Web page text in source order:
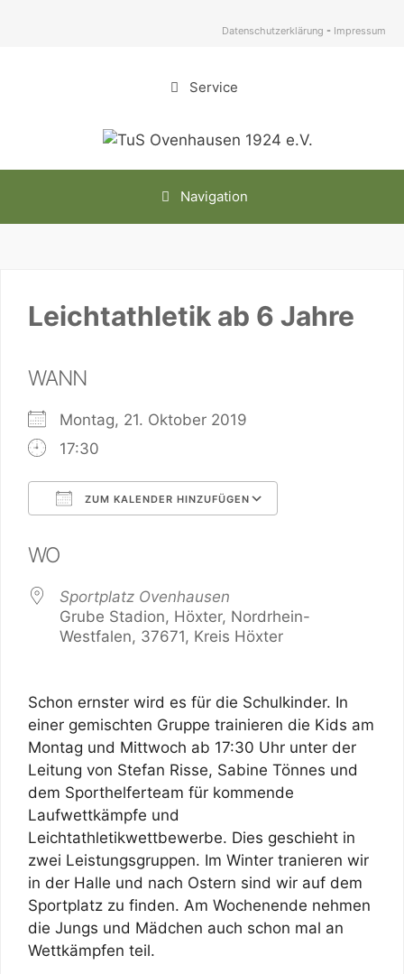
Datenschutzerklärung - Impressum
Service
Navigation
Leichtathletik ab 6 Jahre
WANN
Montag, 21. Oktober 2019
17:30
ZUM KALENDER HINZUFÜGEN
WO
Sportplatz Ovenhausen
Grube Stadion, Höxter, Nordrhein-
Westfalen, 37671, Kreis Höxter
Schon ernster wird es für die Schulkinder. In
einer gemischten Gruppe trainieren die Kids am
Montag und Mittwoch ab 17:30 Uhr unter der
Leitung von Stefan Risse, Sabine Tönnes und
dem Sporthelferteam für kommende
Laufwettkämpfe und
Leichtathletikwettbewerbe. Dies geschieht in
zwei Leistungsgruppen. Im Winter tranieren wir
in der Halle und nach Ostern sind wir auf dem
Sportplatz zu finden. Am Wochenende nehmen
die Jungs und Mädchen auch schon mal an
Wettkämpfen teil.